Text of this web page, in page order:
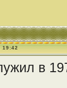
в